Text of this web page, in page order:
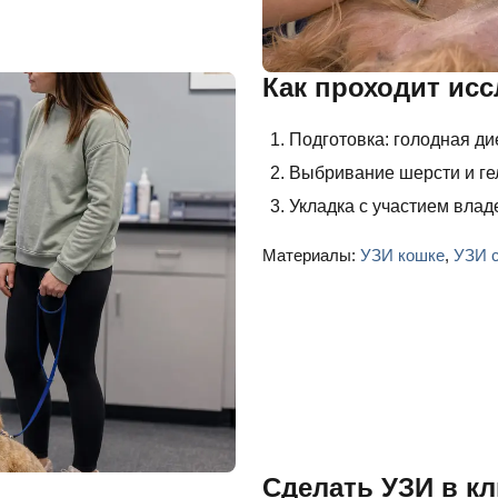
Как проходит
Подготовка: голодная
Выбривание шерсти и
Укладка с участием
Материалы: УЗИ кошке, УЗИ
Сделать УЗИ в